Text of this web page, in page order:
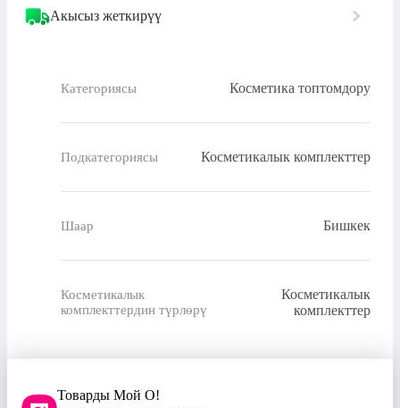
Акысыз жеткирүү
Категориясы Косметика топтомдору
Подкатегориясы Косметикалык комплекттер
Шаар Бишкек
Косметикалык
комплекттердин түрлөрү
Косметикалык
комплекттер
Товарды Мой О!